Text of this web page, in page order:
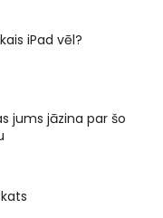
iPad vēl?
jums jāzina par šo